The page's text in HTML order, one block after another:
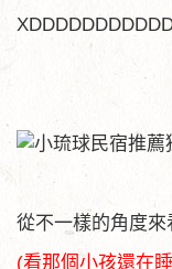
從不一樣的角度來
(看那個小孩還在